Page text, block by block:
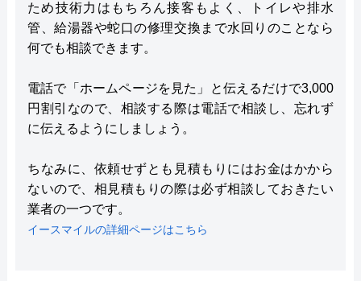
ため技術力はもちろん接客もよく、トイレや排水
管、給湯器や蛇口の修理交換まで水回りのことなら
何でも相談できます。
電話で「ホームページを見た」と伝えるだけで3,000
円割引なので、相談する際は電話で相談し、忘れず
に伝えるようにしましょう。
ちなみに、依頼せずとも見積もりにはお金はかから
ないので、相見積もりの際は必ず相談しておきたい
業者の一つです。
イースマイルの詳細ページはこちら